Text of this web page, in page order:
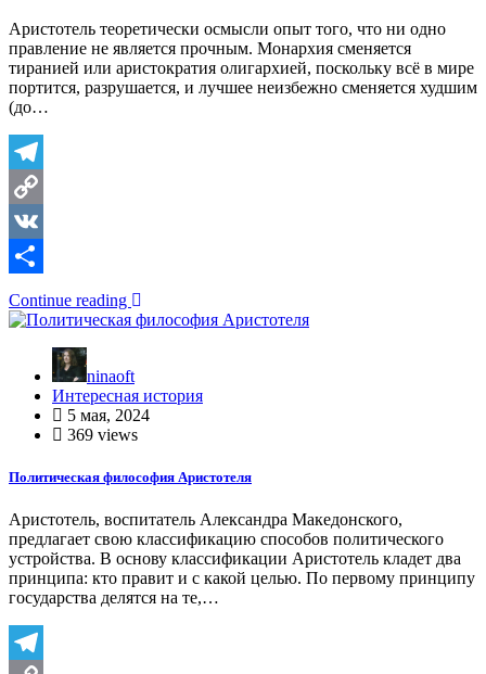
Аристотель теоретически осмысли опыт того, что ни одно
правление не является прочным. Монархия сменяется
тиранией или аристократия олигархией, поскольку всё в мире
портится, разрушается, и лучшее неизбежно сменяется худшим
(до…
Telegram
Copy
Link
VK
Отправить
Continue reading
ninaoft
Интересная история
5 мая, 2024
369 views
Политическая философия Аристотеля
Аристотель, воспитатель Александра Македонского,
предлагает свою классификацию способов политического
устройства. В основу классификации Аристотель кладет два
принципа: кто правит и с какой целью. По первому принципу
государства делятся на те,…